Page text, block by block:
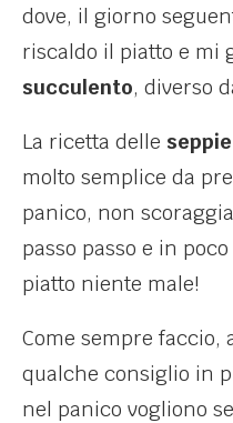
dove, il giorno
riscaldo il piatto e mi
succulento, diverso
La ricetta delle
molto semplice da
panico, non
passo passo e in
piatto niente male!
Come sempre faccio,
qualche consiglio in
nel panico vogliono